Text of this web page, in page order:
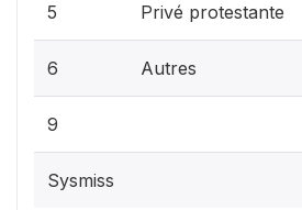
5 Privé protestante
6 Autres
9
Sysmiss